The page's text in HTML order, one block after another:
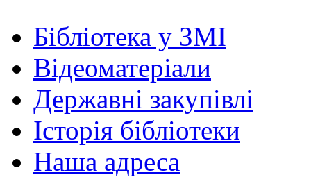
Бібліотека у ЗМІ
Відеоматеріали
Державні закупівлі
Історія бібліотеки
Наша адреса